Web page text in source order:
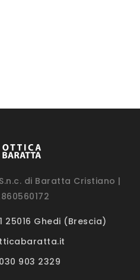
di Baratta Cristiano |
25016 Ghedi (Brescia)
903 2329